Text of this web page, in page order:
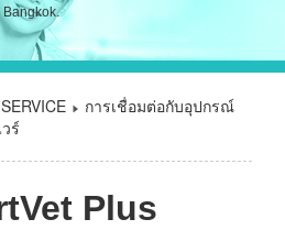
SERVICE
การเชื่อมต่อกับอุปกรณ์
ร์
Plus